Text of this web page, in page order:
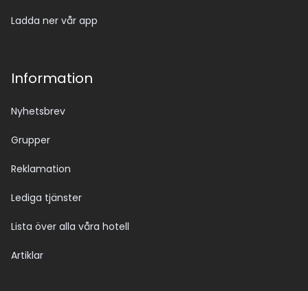
Ladda ner vår app
Information
Nyhetsbrev
Grupper
Reklamation
Lediga tjänster
Lista över alla våra hotell
Artiklar